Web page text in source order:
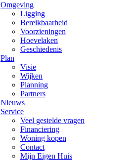
Omgeving
Ligging
Bereikbaarheid
Voorzieningen
Hoevelaken
Geschiedenis
Plan
Visie
Wijken
Planning
Partners
Nieuws
Service
Veel gestelde vragen
Financiering
Woning kopen
Contact
Mijn Eigen Huis